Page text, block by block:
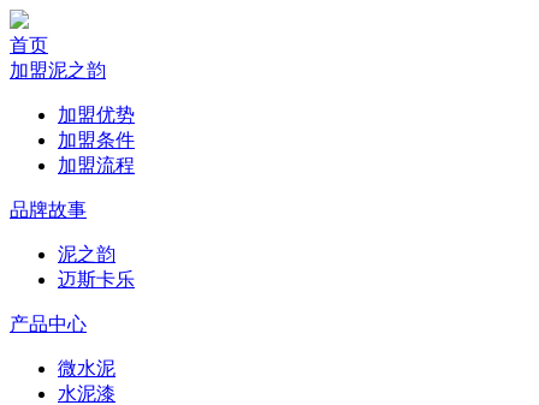
首页
加盟泥之韵
加盟优势
加盟条件
加盟流程
品牌故事
泥之韵
迈斯卡乐
产品中心
微水泥
水泥漆